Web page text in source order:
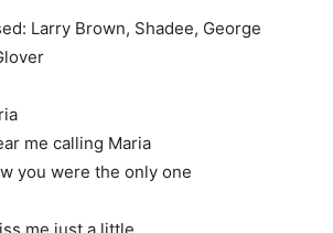
Larry Brown, Shadee, George
me calling Maria
you were the only one